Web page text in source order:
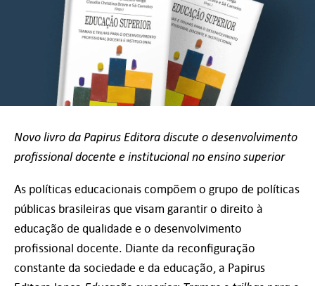
Novo livro da Papirus Editora discute o desenvolvimento
profissional docente e institucional no ensino superior
As políticas educacionais compõem o grupo de políticas
públicas brasileiras que visam garantir o direito à
educação de qualidade e o desenvolvimento
profissional docente. Diante da reconfiguração
constante da sociedade e da educação, a Papirus